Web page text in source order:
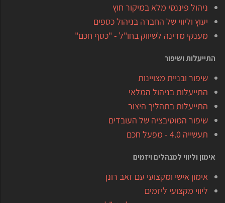
ניהול פיננסי מלא במיקור חוץ
יעוץ וליווי של החברה בניהול כספים
מענקי מדינה לשיווק בחו"ל - "כסף חכם"
התייעלות ושיפור
שיפור ובניית מצויינות
התייעלות בניהול המלאי
התייעלות בתהליך היצור
שיפור המוטיבציה של העובדים
תעשייה 4.0 - מפעל חכם
אימון וליווי למנהלים ויזמים
אימון אישי ומקצועי עם זאב רונן
ליווי מקצועי ליזמים